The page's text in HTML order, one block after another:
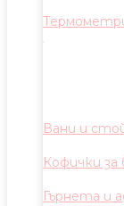
Вани и
Кофички за
Гърнета и